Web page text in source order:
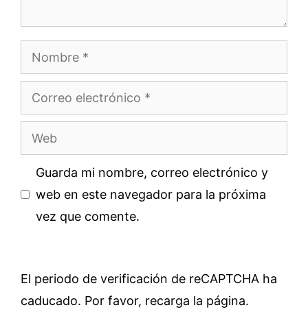
Nombre
Correo
electrónico
Web
Guarda mi nombre, correo electrónico y
web en este navegador para la próxima
vez que comente.
El periodo de verificación de reCAPTCHA ha
caducado. Por favor, recarga la página.